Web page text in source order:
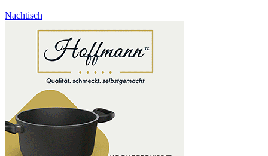
Nachtisch